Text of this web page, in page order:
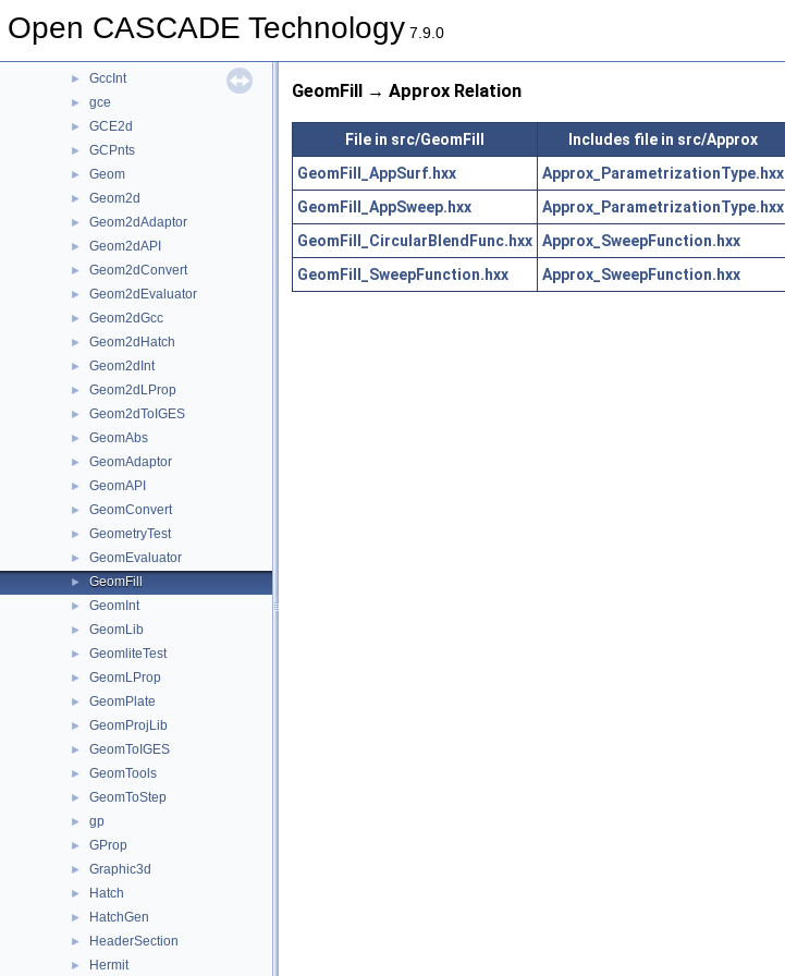
Open CASCADE Technology 7.9.0
► GccAna
► GccInt
► gce
► GCE2d
► GCPnts
► Geom
► Geom2d
► Geom2dAdaptor
► Geom2dAPI
► Geom2dConvert
► Geom2dEvaluator
► Geom2dGcc
► Geom2dHatch
► Geom2dInt
► Geom2dLProp
► Geom2dToIGES
► GeomAbs
► GeomAdaptor
► GeomAPI
► GeomConvert
► GeometryTest
► GeomEvaluator
► GeomFill
► GeomInt
► GeomLib
► GeomliteTest
► GeomLProp
► GeomPlate
► GeomProjLib
► GeomToIGES
► GeomTools
► GeomToStep
► gp
► GProp
► Graphic3d
► Hatch
► HatchGen
► HeaderSection
► Hermit
GeomFill → Approx Relation
File in src/GeomFill
Includes file in src/Approx
GeomFill_AppSurf.hxx
Approx_ParametrizationType.hxx
GeomFill_AppSweep.hxx
Approx_ParametrizationType.hxx
GeomFill_CircularBlendFunc.hxx Approx_SweepFunction.hxx
GeomFill_SweepFunction.hxx
Approx_SweepFunction.hxx